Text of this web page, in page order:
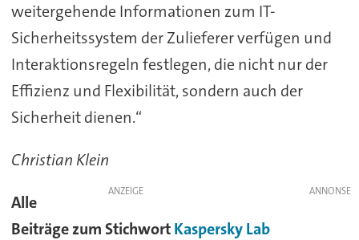
weitergehende Informationen zum IT-
Sicherheitssystem der Zulieferer verfügen und
Interaktionsregeln festlegen, die nicht nur der
Effizienz und Flexibilität, sondern auch der
Sicherheit dienen.“
Christian Klein
ANZEIGE
Alle
Beiträge zum StichwortKaspersky Lab